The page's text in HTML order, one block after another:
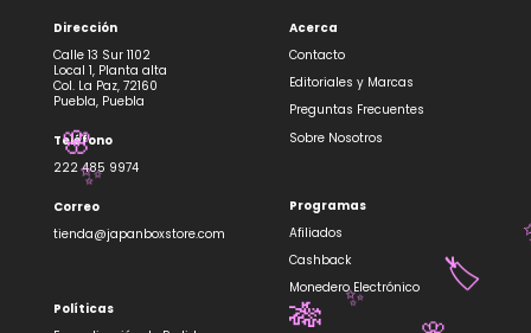
Dirección
Calle 13 Sur 1102
Local 1, Planta alta
Col. La Paz, 72160
Puebla, Puebla
Teléfono
222 485 9974
Correo
tienda@japanboxstore.com
Políticas
Acerca
Contacto
Editoriales y Marcas
Preguntas Frecuentes
Sobre Nosotros
Programas
Afiliados
Cashback
Monedero Electrónico
🏷️
✨
✨
🌸